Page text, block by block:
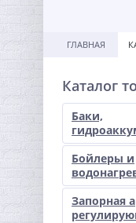
ГЛАВНАЯ
Каталог
Баки,
Бойлеры и
Запорная